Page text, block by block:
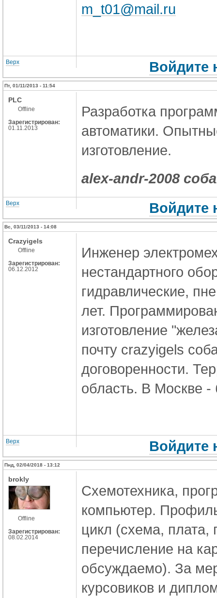
m_t01@mail.ru
Верх Войдите
Пт, 01/11/2013 - 11:54
PLC
Offline
Зарегистрирован:
01.11.2013
Разработка
автоматики.
изготовление.
alex-andr-2008
Верх Войдите
Вс, 03/11/2013 - 14:08
Crazyigels
Offline
Зарегистрирован:
06.12.2012
Инженер
нестандартного
гидравлические,
лет.
изготовление
почту crazyigels
договоренности.
область. В Москве
Верх Войдите
Пнд, 02/04/2018 - 13:12
brokly
Offline
Зарегистрирован:
08.02.2014
Схемотехника,
компьютер.
цикл (схема,
перечисление на
обсуждаемо). За
курсовиков и